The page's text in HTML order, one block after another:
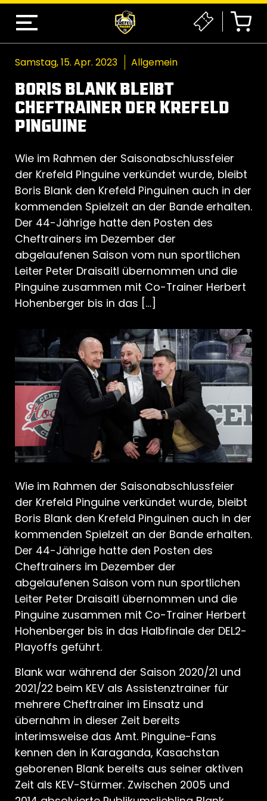
Samstag, 15. Apr. 2023 Allgemein
BORIS BLANK BLEIBT
CHEFTRAINER DER KREFELD
PINGUINE
Wie im Rahmen der Saisonabschlussfeier
der Krefeld Pinguine verkündet wurde, bleibt
Boris Blank den Krefeld Pinguinen auch in der
kommenden Spielzeit an der Bande erhalten.
Der 44-Jährige hatte den Posten des
Cheftrainers im Dezember der
abgelaufenen Saison vom nun sportlichen
Leiter Peter Draisaitl übernommen und die
Pinguine zusammen mit Co-Trainer Herbert
Hohenberger bis in das […]
Wie im Rahmen der Saisonabschlussfeier
der Krefeld Pinguine verkündet wurde, bleibt
Boris Blank den Krefeld Pinguinen auch in der
kommenden Spielzeit an der Bande erhalten.
Der 44-Jährige hatte den Posten des
Cheftrainers im Dezember der
abgelaufenen Saison vom nun sportlichen
Leiter Peter Draisaitl übernommen und die
Pinguine zusammen mit Co-Trainer Herbert
Hohenberger bis in das Halbfinale der DEL2-
Playoffs geführt.
Blank war während der Saison 2020/21 und
2021/22 beim KEV als Assistenztrainer für
mehrere Cheftrainer im Einsatz und
übernahm in dieser Zeit bereits
interimsweise das Amt. Pinguine-Fans
kennen den in Karaganda, Kasachstan
geborenen Blank bereits aus seiner aktiven
Zeit als KEV-Stürmer. Zwischen 2005 und